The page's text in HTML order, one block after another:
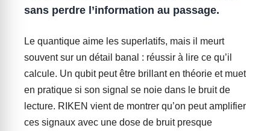
sans perdre l’information au passage.
Le quantique aime les superlatifs, mais il meurt
souvent sur un détail banal : réussir à lire ce qu’il
calcule. Un qubit peut être brillant en théorie et muet
en pratique si son signal se noie dans le bruit de
lecture. RIKEN vient de montrer qu’on peut amplifier
ces signaux avec une dose de bruit presque